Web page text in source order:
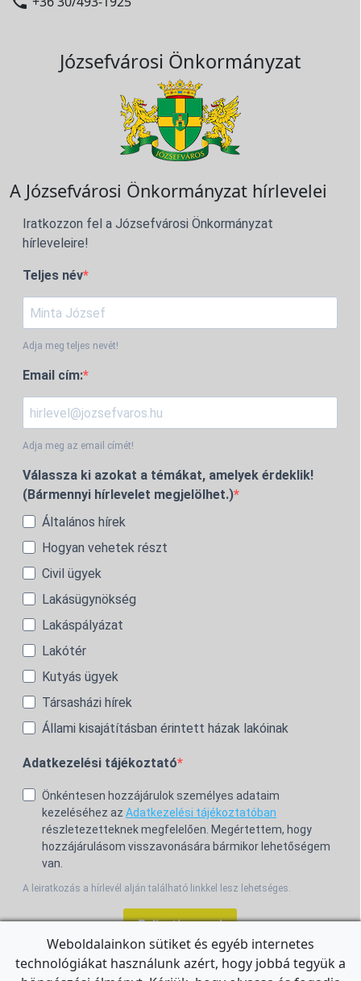
Józsefvárosi Önkormányzat
A Józsefvárosi Önkormányzat hírlevelei
Iratkozzon fel a Józsefvárosi Önkormányzat
hírleveleire!
Teljes név
Adja meg teljes nevét!
Email cím:
Adja meg az email címét!
Válassza ki azokat a témákat, amelyek érdeklik!
(Bármennyi hírlevelet megjelölhet.)
Általános hírek
Hogyan vehetek részt
Civil ügyek
Lakásügynökség
Lakáspályázat
Lakótér
Kutyás ügyek
Társasházi hírek
Állami kisajátításban érintett házak lakóinak
Adatkezelési tájékoztató
Önkéntesen hozzájárulok személyes adataim
kezeléséhez az Adatkezelési tájékoztatóban
részletezetteknek megfelelően. Megértettem, hogy
hozzájárulásom visszavonására bármikor lehetőségem
van.
A leiratkozás a hírlevél alján található linkkel lesz lehetséges.
Feliratkozom!
Weboldalainkon sütiket és egyéb internetes
technológiákat használunk azért, hogy jobbá tegyük a